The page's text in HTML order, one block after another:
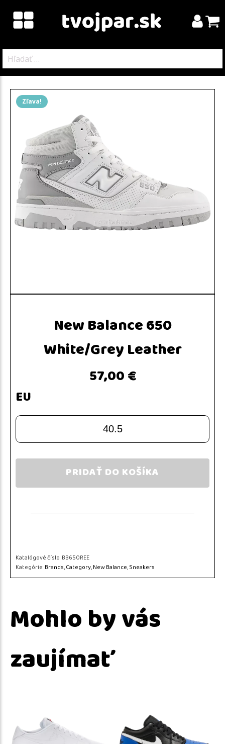
Zľava!
New Balance 650
White/Grey Leather
57,00 €
EU
40.5
PRIDAŤ DO KOŠÍKA
Katalógové číslo:BB650REE
Kategórie:Brands,Category,New Balance,Sneakers
Mohlo by vás
zaujímať